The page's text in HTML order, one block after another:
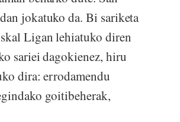
jokatuko da. Bi sariketa
Ligan lehiatuko diren
sariei dagokienez, hiru
dira: errodamendu
goitibeherak,